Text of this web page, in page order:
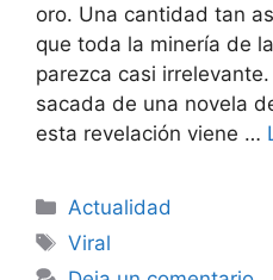
oro. Una cantidad tan
que toda la minería de
parezca casi
sacada de una novela
esta revelación viene …
Categorías
Actualidad
Etiquetas
Viral